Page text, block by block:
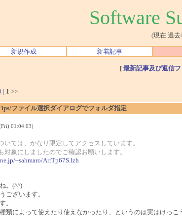
Software
(現在 過
新規作成 新着記事
[ 最新記事及び返信
| 1 >>
ファイル選択ダイアログでフォルダ指定
01:04:03)
いては、かなり限定してアクセスしています。
対象にしましたのでご確認お願いします。
~sahmaro/ArtTp67S.lzh
。(^^)
ございます。
。
類によって使えたり使えなかったり、というのは実はけっこ